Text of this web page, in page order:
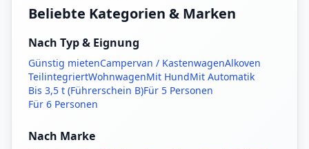
Beliebte Kategorien & Marken
Nach Typ & Eignung
Günstig mietenCampervan / KastenwagenAlkoven
TeilintegriertWohnwagenMit HundMit Automatik
Bis 3,5 t (Führerschein B)Für 5 Personen
Für 6 Personen
Nach Marke